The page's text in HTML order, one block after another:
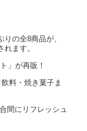
の全8商品が、
ます。
」が再販！
料・焼き菓子ま
間にリフレッシュ